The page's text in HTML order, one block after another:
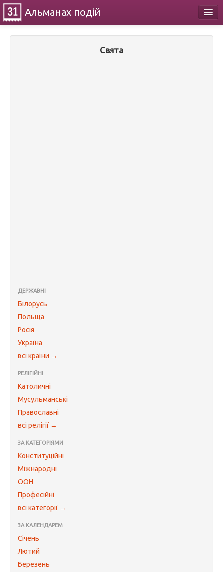
Альманах подій
Свята
ДЕРЖАВНІ
Білорусь
Польща
Росія
Україна
всі країни →
РЕЛІГІЙНІ
Католичні
Мусульманські
Православні
всі релігії →
ЗА КАТЕГОРІЯМИ
Конституційні
Міжнародні
ООН
Професійні
всі категорії →
ЗА КАЛЕНДАРЕМ
Січень
Лютий
Березень